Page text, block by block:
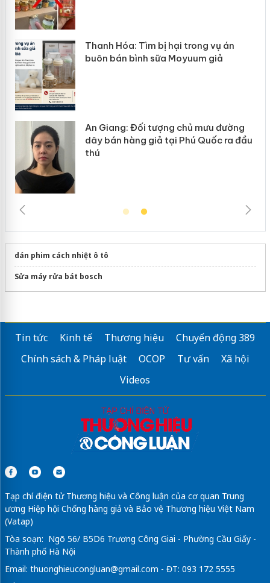
Thanh Hóa: Tìm bị hại trong vụ án
buôn bán bình sữa Moyuum giả
An Giang: Đối tượng chủ mưu đường
dây bán hàng giả tại Phú Quốc ra đầu
thú
dán phim cách nhiệt ô tô
Sửa máy rửa bát bosch
Tin tức Kinh tế Thương hiệu
Chuyển động 389
Chính sách & Pháp luật
OCOP Tư vấn
Xã hội
Videos
Tạp chí điện tử Thương hiệu và Công luận của cơ quan Trung
ương Hiệp hội Chống hàng giả và Bảo vệ Thương hiệu Việt Nam
(Vatap)
Tòa soạn: Ngõ 56/ B5D6 Trương Công Giai - Phường Cầu Giấy -
Thành phố Hà Nội
Email: thuonghieucongluan@gmail.com - ĐT: 093 172 5555